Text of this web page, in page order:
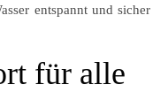
entspannt und sicher
für alle